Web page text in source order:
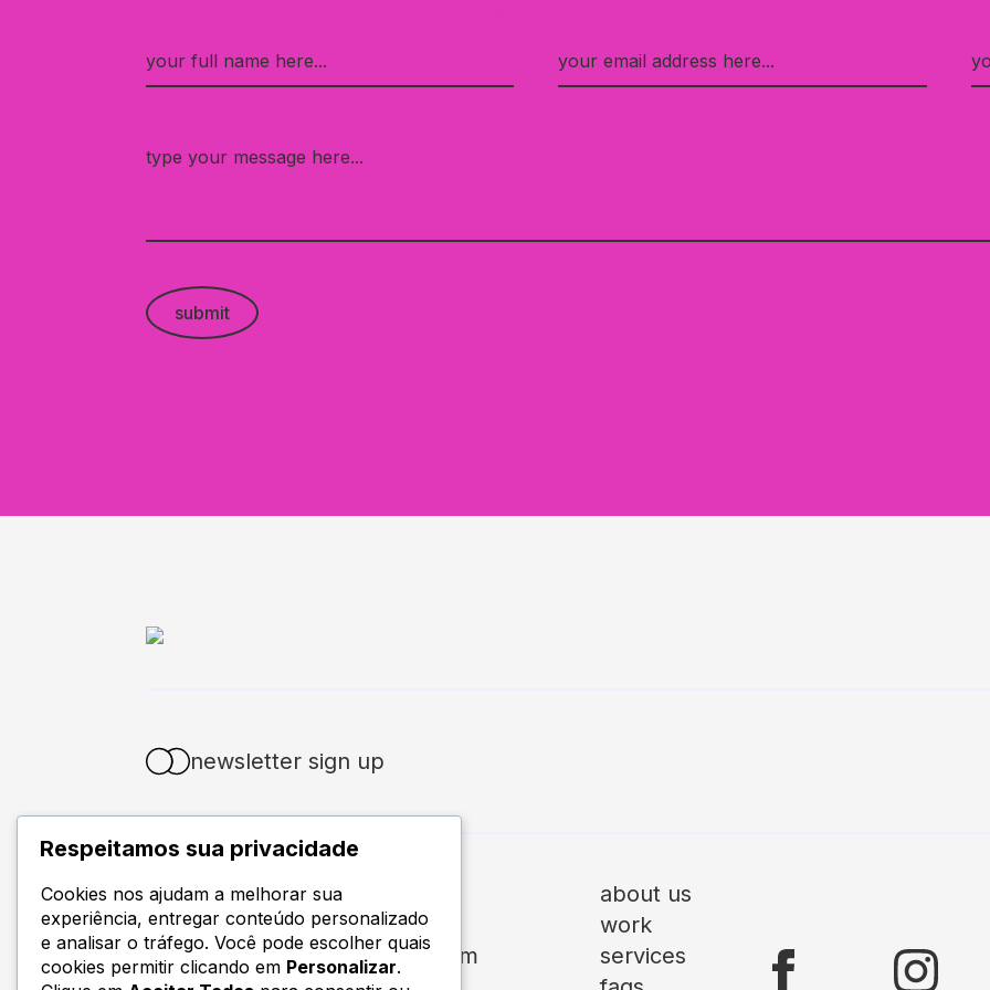
*
*
*
submit
newsletter sign up
400 broad st,
seattle, WA 98109
info@webdivetechnologies.com
about us
work
services
Respeitamos sua privacidade
Cookies nos ajudam a melhorar sua
experiência, entregar conteúdo personalizado
e analisar o tráfego. Você pode escolher quais
cookies permitir clicando em Personalizar.